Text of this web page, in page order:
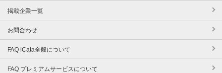
掲載企業一覧
お問合わせ
FAQ iCata全般について
FAQ プレミアムサービスについて